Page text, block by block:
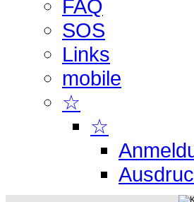
FAQ
SOS
Links
mobile
☆
☆